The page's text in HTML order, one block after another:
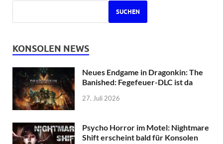
SUCHEN
KONSOLEN NEWS
Neues Endgame in Dragonkin: The
Banished: Fegefeuer-DLC ist da
27. Juli 2026
Psycho Horror im Motel: Nightmare
Shift erscheint bald für Konsolen